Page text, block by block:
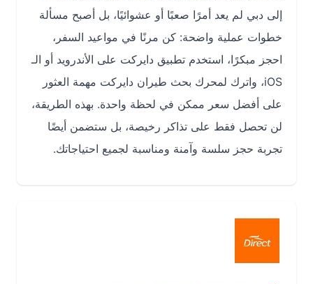
إلى دبي لم يعد أمرًا صعبًا أو عشوائيًا، بل أصبح مسألة
خطوات عملية واضحة: كن مرنًا في مواعيد السفر،
احجز مبكرًا، استخدم تطبيق دايركت على الأندرويد أو الـ
iOS، واترك لمحرك بحث طيران دايركت مهمة العثور
على أفضل سعر ممكن في لحظة واحدة. بهذه الطريقة،
لن تحصل فقط على تذاكر رخيصة، بل ستضمن أيضًا
تجربة حجز سلسة وآمنة ومناسبة لجميع احتياجاتك.